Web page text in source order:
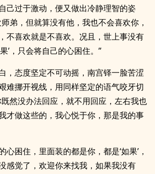
己过于激动，便又做出冷静理智的姿
弟，但就算没有他，我也不会喜欢你，
不喜欢就是不喜欢。况且，世上事没有
’，只会将自己的心困住。”
，态度坚定不可动摇，南宫铎一脸苦涩
难挪开视线，用同样坚定的语气咬牙切
然没办法回应，就不用回应，左右我也
才做这些的，我心悦于你，那是我的事
心困住，里面装的都是你，都是‘如果’，
感觉了，欢迎你来找我，如果我没有